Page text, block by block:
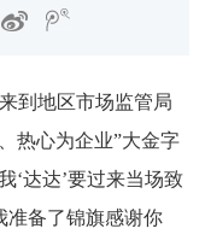
到地区市场监管局
热心为企业”大金字
‘达达’要过来当场致
准备了锦旗感谢你